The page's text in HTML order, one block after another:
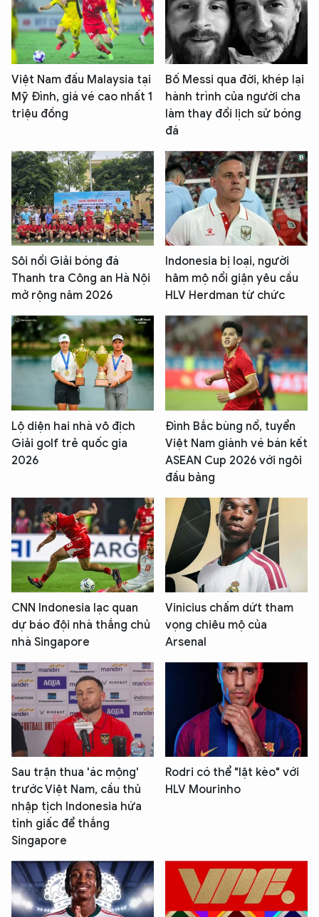
Việt Nam đấu Malaysia tại
Mỹ Đình, giá vé cao nhất 1
triệu đồng
Bố Messi qua đời, khép lại
hành trình của người cha
làm thay đổi lịch sử bóng
đá
Sôi nổi Giải bóng đá
Thanh tra Công an Hà Nội
mở rộng năm 2026
Indonesia bị loại, người
hâm mộ nổi giận yêu cầu
HLV Herdman từ chức
Lộ diện hai nhà vô địch
Giải golf trẻ quốc gia
2026
Đình Bắc bùng nổ, tuyển
Việt Nam giành vé bán kết
ASEAN Cup 2026 với ngôi
đầu bảng
CNN Indonesia lạc quan
dự báo đội nhà thắng chủ
nhà Singapore
Vinicius chấm dứt tham
vọng chiêu mộ của
Arsenal
Sau trận thua 'ác mộng'
trước Việt Nam, cầu thủ
nhập tịch Indonesia hứa
tỉnh giấc để thắng
Singapore
Rodri có thể "lật kèo" với
HLV Mourinho